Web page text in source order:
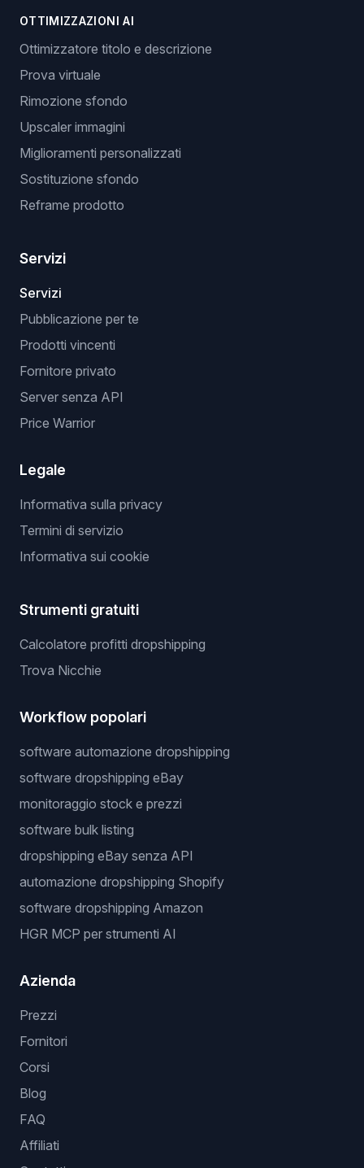
OTTIMIZZAZIONI AI
Ottimizzatore titolo e descrizione
Prova virtuale
Rimozione sfondo
Upscaler immagini
Miglioramenti personalizzati
Sostituzione sfondo
Reframe prodotto
Servizi
Servizi
Pubblicazione per te
Prodotti vincenti
Fornitore privato
Server senza API
Price Warrior
Legale
Informativa sulla privacy
Termini di servizio
Informativa sui cookie
Strumenti gratuiti
Calcolatore profitti dropshipping
Trova Nicchie
Workflow popolari
software automazione dropshipping
software dropshipping eBay
monitoraggio stock e prezzi
software bulk listing
dropshipping eBay senza API
automazione dropshipping Shopify
software dropshipping Amazon
HGR MCP per strumenti AI
Azienda
Prezzi
Fornitori
Corsi
Blog
FAQ
Affiliati